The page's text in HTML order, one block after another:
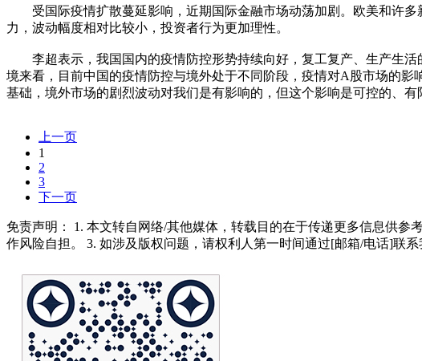
受国际疫情扩散蔓延影响，近期国际金融市场动荡加剧。欧美和许多
力，波动幅度相对比较小，投资者行为更加理性。
李超表示，我国国内的疫情防控形势持续向好，复工复产、生产生活
境来看，目前中国的疫情防控与境外处于不同阶段，疫情对A股市场的
基础，境外市场的剧烈波动对我们是有影响的，但这个影响是可控的、有
上一页
1
2
3
下一页
免责声明： 1. 本文转自网络/其他媒体，转载目的在于传递更多信息供
作风险自担。 3. 如涉及版权问题，请权利人第一时间通过[邮箱/电话]联